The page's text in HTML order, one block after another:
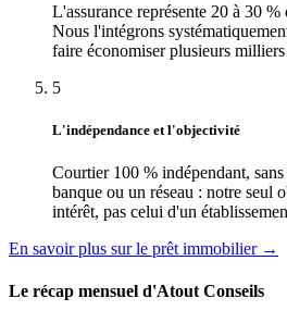
L'assurance représente 20 à 30
Nous l'intégrons
faire économiser plusieurs
5
L'indépendance et l'objectivité
Courtier 100 % indépendant,
banque ou un réseau : notre seul
intérêt, pas celui d'un
En savoir plus sur le prêt immobilier →
Le récap mensuel d'Atout Conseils